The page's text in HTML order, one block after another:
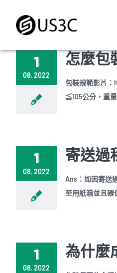
content
1
08, 2022
怎麼包
包裝規範影片
≦105公分，重
1
08, 2022
寄送過
Ans：如因寄送
至用紙箱並且確
1
08, 2022
為什麼